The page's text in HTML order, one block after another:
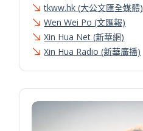
tkww.hk (大公文匯全媒體)
Wen Wei Po (文匯報)
Xin Hua Net (新華網)
Xin Hua Radio (新華廣播)